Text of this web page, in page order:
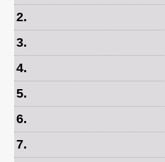
2.
3.
4.
5.
6.
7.